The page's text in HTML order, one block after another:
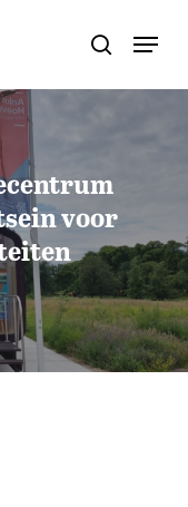
search
Menu
voor